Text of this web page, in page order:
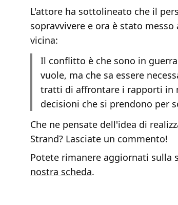
L'attore ha sottolineato che il
sopravvivere e ora è stato
vicina:
Il conflitto è che sono in
vuole, ma che sa essere
tratti di affrontare i rapporti in
decisioni che si prendono per
Che ne pensate dell'idea di
Strand? Lasciate un commento!
Potete rimanere aggiornati sulla
nostra scheda.